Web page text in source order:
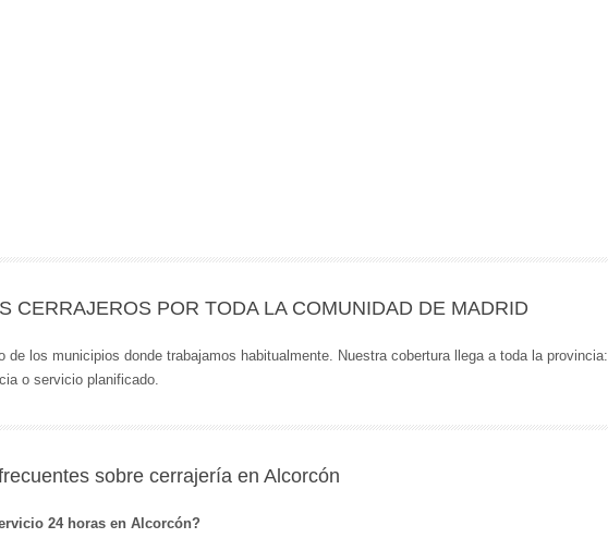
CERRAJEROS POR TODA LA COMUNIDAD DE MADRID
de los municipios donde trabajamos habitualmente. Nuestra cobertura llega a toda la provincia:
o servicio planificado.
sobre cerrajería en Alcorcón
24 horas en Alcorcón?